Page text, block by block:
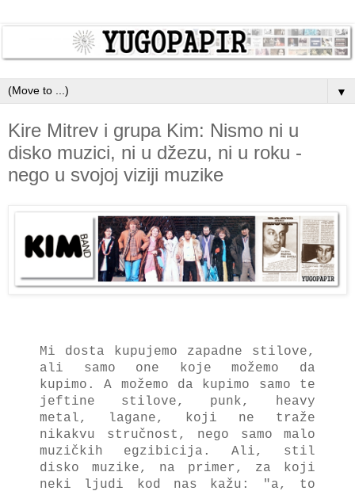
▼
Kire Mitrev i grupa Kim: Nismo ni u
disko muzici, ni u džezu, ni u roku -
nego u svojoj viziji muzike
Mi dosta kupujemo zapadne stilove,
ali samo one koje možemo da
kupimo. A možemo da kupimo samo te
jeftine stilove, punk, heavy
metal, lagane, koji ne traže
nikakvu stručnost, nego samo malo
muzičkih egzibicija. Ali, stil
disko muzike, na primer, za koji
neki ljudi kod nas kažu: "a, to